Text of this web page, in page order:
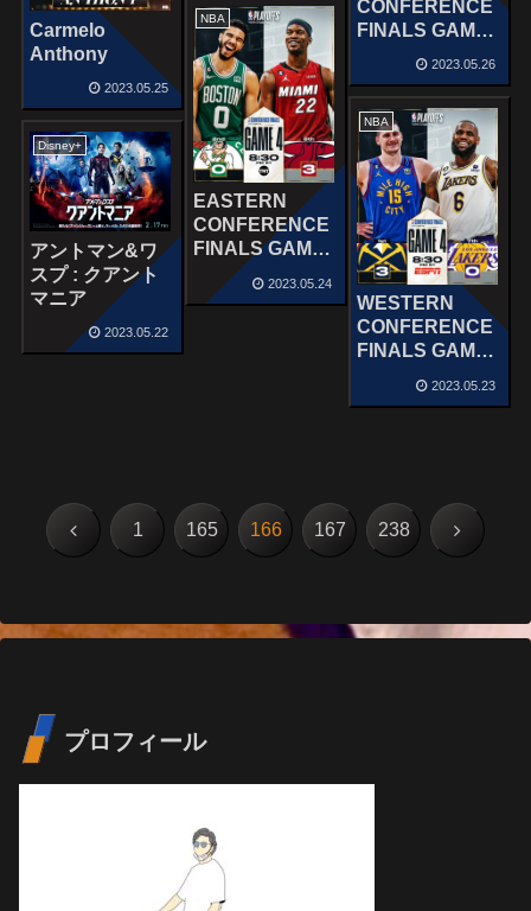
CONFERENCE
FINALS GAME
5 : MIA – BOS
2023.05.26
Carmelo
Anthony
2023.05.25
NBA
EASTERN
CONFERENCE
FINALS GAME
4 : BOS – MIA
MAY 23, 2023
2023.05.24
NBA
WESTERN
CONFERENCE
FINALS GAME
MAY 22, 2023
2023.05.23
Disney+
アントマン&ワ
スプ : クアント
マニア
2023.05.22
前 1 165 166 167 238 次
プロフィール